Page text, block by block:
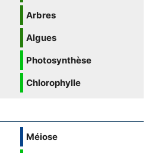
Arbres
Algues
Photosynthèse
Chlorophylle
Méiose